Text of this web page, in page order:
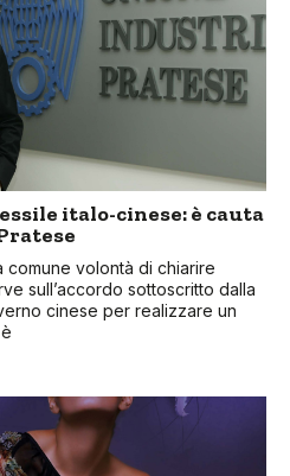
italo-cinese: è cauta
comune volontà di chiarire
sull’accordo sottoscritto dalla
cinese per realizzare un